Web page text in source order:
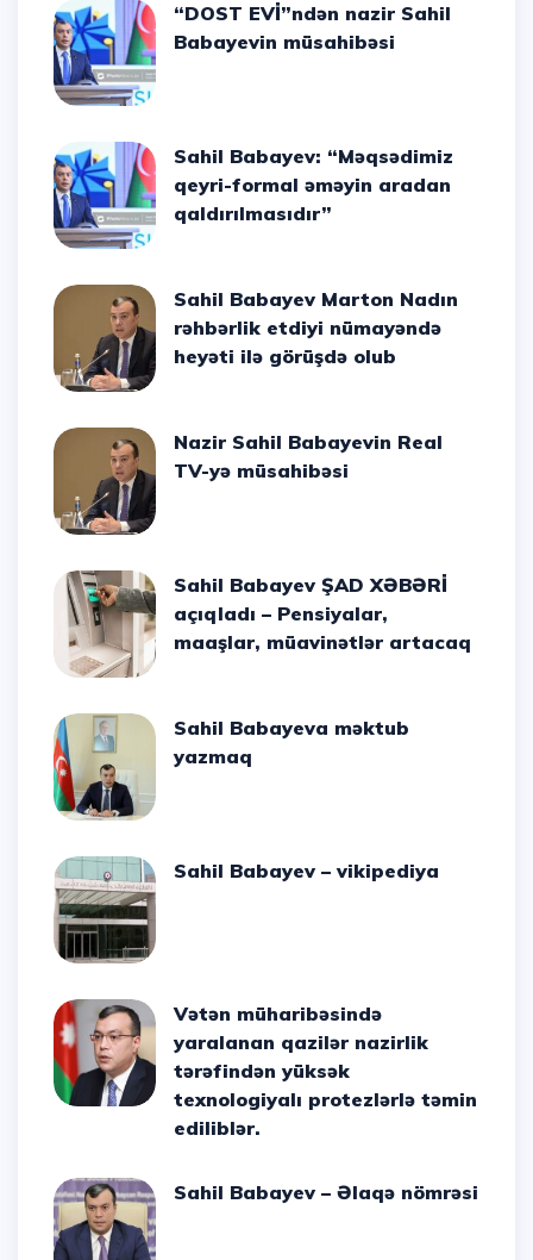
“DOST EVİ”ndən nazir Sahil
Babayevin müsahibəsi
Sahil Babayev: “Məqsədimiz
qeyri-formal əməyin aradan
qaldırılmasıdır”
Sahil Babayev Marton Nadın
rəhbərlik etdiyi nümayəndə
heyəti ilə görüşdə olub
Nazir Sahil Babayevin Real
TV-yə müsahibəsi
Sahil Babayev ŞAD XƏBƏRİ
açıqladı – Pensiyalar,
maaşlar, müavinətlər artacaq
Sahil Babayeva məktub
yazmaq
Sahil Babayev – vikipediya
Vətən müharibəsində
yaralanan qazilər nazirlik
tərəfindən yüksək
texnologiyalı protezlərlə təmin
ediliblər.
Sahil Babayev – Əlaqə nömrəsi